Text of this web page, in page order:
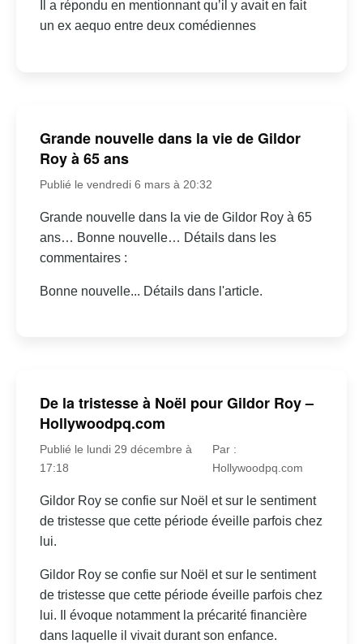
Il a répondu en mentionnant qu’il y avait en fait
un ex aequo entre deux comédiennes
Grande nouvelle dans la vie de Gildor
Roy à 65 ans
Publié le vendredi 6 mars à 20:32
Grande nouvelle dans la vie de Gildor Roy à 65
ans… Bonne nouvelle… Détails dans les
commentaires :
Bonne nouvelle... Détails dans l'article.
De la tristesse à Noël pour Gildor Roy –
Hollywoodpq.com
Publié le lundi 29 décembre à
17:18
Par :
Hollywoodpq.com
Gildor Roy se confie sur Noël et sur le sentiment
de tristesse que cette période éveille parfois chez
lui.
Gildor Roy se confie sur Noël et sur le sentiment
de tristesse que cette période éveille parfois chez
lui. Il évoque notamment la précarité financière
dans laquelle il vivait durant son enfance.